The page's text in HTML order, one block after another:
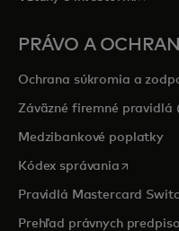
PRÁVO A
Ochrana súkromia a
Záväzné firemné pravidlá
Medzibankové poplatky
Kódex správaniaopens in
Pravidlá Mastercard
Prehľad právnych